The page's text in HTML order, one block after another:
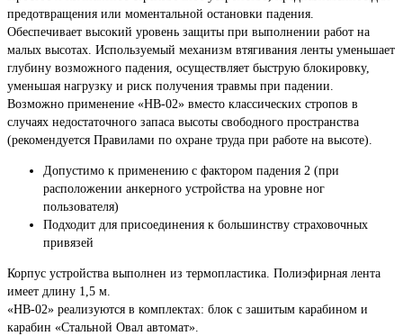
предотвращения или моментальной остановки падения.
Обеспечивает высокий уровень защиты при выполнении работ на
малых высотах. Используемый механизм втягивания ленты уменьшает
глубину возможного падения, осуществляет быструю блокировку,
уменьшая нагрузку и риск получения травмы при падении.
Возможно применение «НВ-02» вместо классических стропов в
случаях недостаточного запаса высоты свободного пространства
(рекомендуется Правилами по охране труда при работе на высоте).
Допустимо к применению с фактором падения 2 (при
расположении анкерного устройства на уровне ног
пользователя)
Подходит для присоединения к большинству страховочных
привязей
Корпус устройства выполнен из термопластика. Полиэфирная лента
имеет длину 1,5 м.
«НВ-02» реализуются в комплектах: блок с зашитым карабином и
карабин «Стальной Овал автомат».